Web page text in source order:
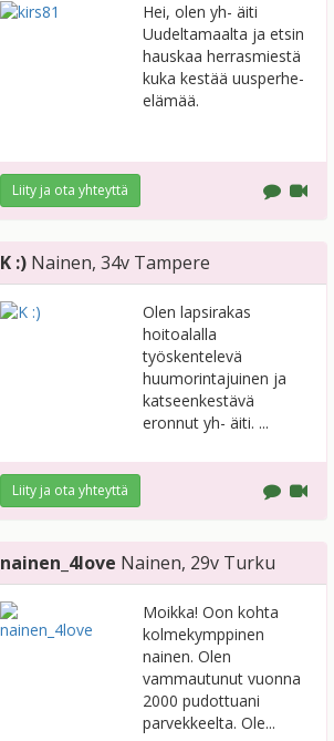
Hei, olen yh- äiti
Uudeltamaalta ja etsin
hauskaa herrasmiestä
kuka kestää uusperhe-
elämää.
Liity ja ota yhteyttä
K :) Nainen, 34v Tampere
Olen lapsirakas
hoitoalalla
työskentelevä
huumorintajuinen ja
katseenkestävä
eronnut yh- äiti. ...
Liity ja ota yhteyttä
nainen_4love Nainen, 29v Turku
Moikka! Oon kohta
kolmekymppinen
nainen. Olen
vammautunut vuonna
2000 pudottuani
parvekkeelta. Ole...